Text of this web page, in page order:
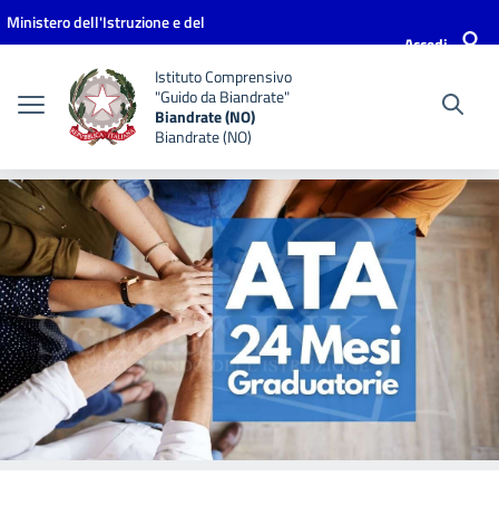
Vai ai contenuti
Vai al menu di navigazione
Vai al footer
Ministero dell'Istruzione e del
Accedi
Istituto Comprensivo
"Guido da Biandrate"
Biandrate (NO)
Biandrate (NO)